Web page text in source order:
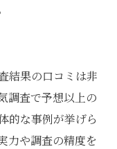
結果の口コミは非
調査で予想以上の
的な事例が挙げら
力や調査の精度を